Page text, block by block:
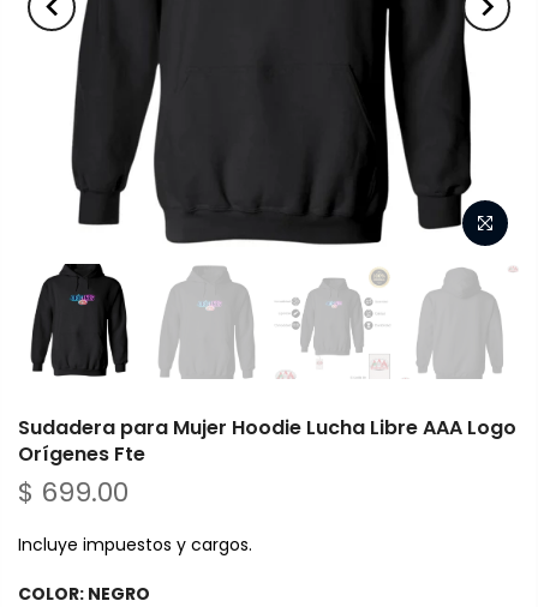
Sudadera para Mujer Hoodie Lucha Libre AAA Logo
Orígenes Fte
$ 699.00
Incluye impuestos y cargos.
COLOR: NEGRO